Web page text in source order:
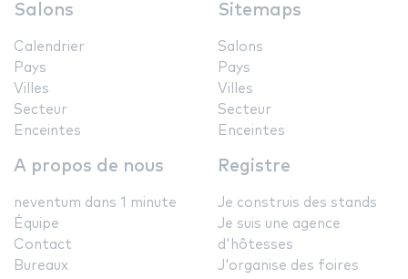
Salons
Calendrier
Pays
Villes
Secteur
Enceintes
Sitemaps
Salons
Pays
Villes
Secteur
Enceintes
A propos de nous
neventum dans 1 minute
Équipe
Contact
Bureaux
Registre
Je construis des stands
Je suis une agence
d'hôtesses
J'organise des foires